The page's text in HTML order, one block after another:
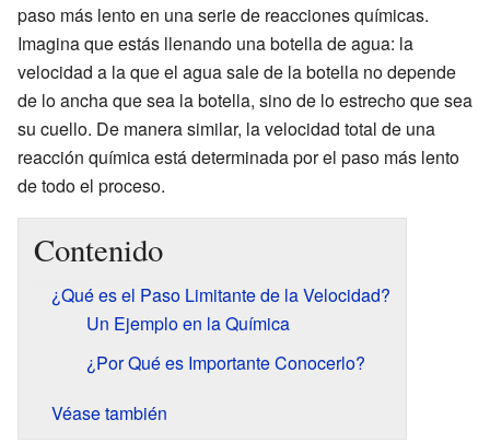
paso más lento en una serie de reacciones químicas.
Imagina que estás llenando una botella de agua: la
velocidad a la que el agua sale de la botella no depende
de lo ancha que sea la botella, sino de lo estrecho que sea
su cuello. De manera similar, la velocidad total de una
reacción química está determinada por el paso más lento
de todo el proceso.
Contenido
¿Qué es el Paso Limitante de la Velocidad?
Un Ejemplo en la Química
¿Por Qué es Importante Conocerlo?
Véase también